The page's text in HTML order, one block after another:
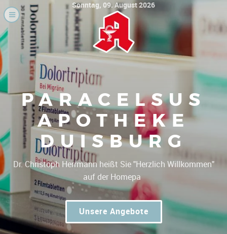
Sonntag, 09. August 2026
PARACELSUS
APOTHEKE
DUISBURG
Dr. Christoph Herrmann heißt Sie "Herz|
Unsere Angebote